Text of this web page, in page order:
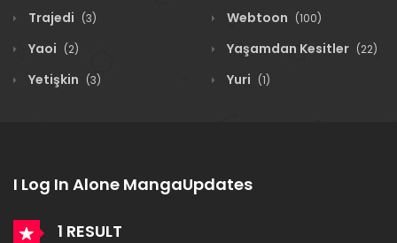
Trajedi (3) Webtoon (100)
Yaoi (2) Yaşamdan Kesitler (22)
Yetişkin (3) Yuri (1)
I Log In Alone MangaUpdates
1 RESULT